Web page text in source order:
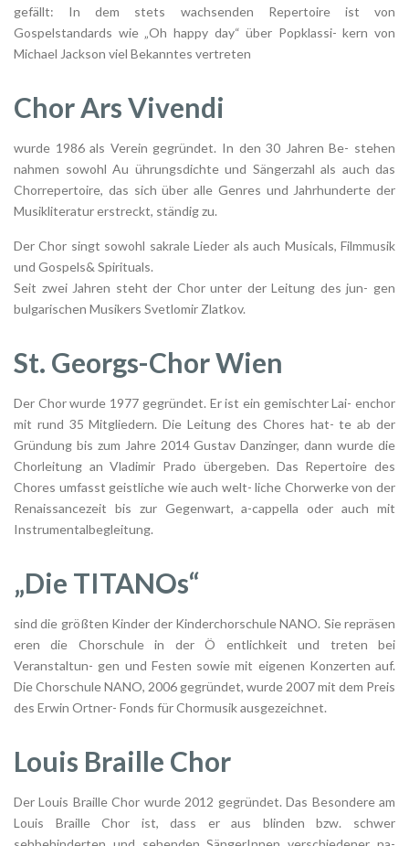
gefällt: In dem stets wachsenden Repertoire ist von
Gospelstandards wie „Oh happy day“ über Popklassi- kern von
Michael Jackson viel Bekanntes vertreten
Chor Ars Vivendi
wurde 1986 als Verein gegründet. In den 30 Jahren Be- stehen
nahmen sowohl Au ührungsdichte und Sängerzahl als auch das
Chorrepertoire, das sich über alle Genres und Jahrhunderte der
Musikliteratur erstreckt, ständig zu.
Der Chor singt sowohl sakrale Lieder als auch Musicals, Filmmusik
und Gospels& Spirituals.
Seit zwei Jahren steht der Chor unter der Leitung des jun- gen
bulgarischen Musikers Svetlomir Zlatkov.
St. Georgs-Chor Wien
Der Chor wurde 1977 gegründet. Er ist ein gemischter Lai- enchor
mit rund 35 Mitgliedern. Die Leitung des Chores hat- te ab der
Gründung bis zum Jahre 2014 Gustav Danzinger, dann wurde die
Chorleitung an Vladimir Prado übergeben. Das Repertoire des
Chores umfasst geistliche wie auch welt- liche Chorwerke von der
Renaissancezeit bis zur Gegenwart, a-cappella oder auch mit
Instrumentalbegleitung.
„Die TITANOs“
sind die größten Kinder der Kinderchorschule NANO. Sie repräsen
eren die Chorschule in der Ö entlichkeit und treten bei
Veranstaltun- gen und Festen sowie mit eigenen Konzerten auf.
Die Chorschule NANO, 2006 gegründet, wurde 2007 mit dem Preis
des Erwin Ortner- Fonds für Chormusik ausgezeichnet.
Louis Braille Chor
Der Louis Braille Chor wurde 2012 gegründet. Das Besondere am
Louis Braille Chor ist, dass er aus blinden bzw. schwer